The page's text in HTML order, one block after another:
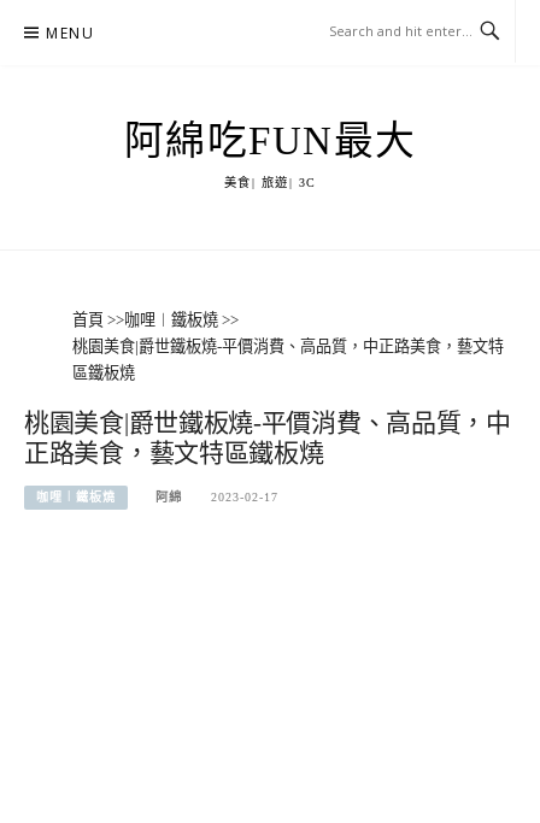
MENU
阿綿吃FUN最大
美食| 旅遊| 3C
首頁 >>咖哩︱鐵板燒 >>
桃園美食|爵世鐵板燒-平價消費、高品質，中正路美食，藝文特
區鐵板燒
桃園美食|爵世鐵板燒-平價消費、高品質，中
正路美食，藝文特區鐵板燒
咖哩︱鐵板燒 阿綿 2023-02-17